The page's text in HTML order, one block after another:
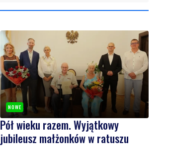
NOWE
Pół wieku razem. Wyjątkowy
jubileusz małżonków w ratuszu